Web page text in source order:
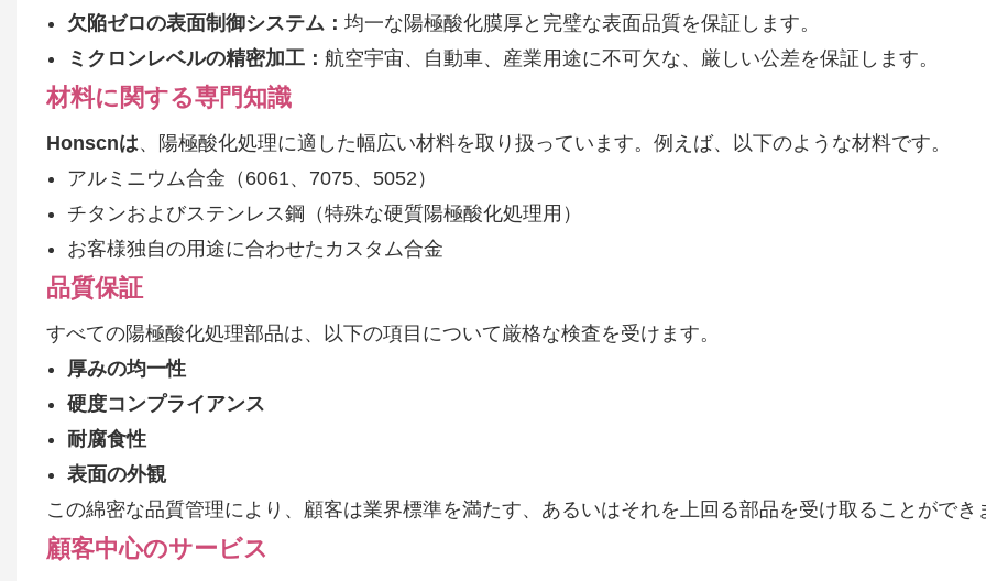
欠陥ゼロの表面制御システム：均一な陽極酸化膜厚と完璧な表面品質を保証します。
ミクロンレベルの精密加工：航空宇宙、自動車、産業用途に不可欠な、厳しい公差を保証します。
材料に関する専門知識
Honscnは、陽極酸化処理に適した幅広い材料を取り扱っています。例えば、以下のような材料です。
アルミニウム合金（6061、7075、5052）
チタンおよびステンレス鋼（特殊な硬質陽極酸化処理用）
お客様独自の用途に合わせたカスタム合金
品質保証
すべての陽極酸化処理部品は、以下の項目について厳格な検査を受けます。
厚みの均一性
硬度コンプライアンス
耐腐食性
表面の外観
この綿密な品質管理により、顧客は業界標準を満たす、あるいはそれを上回る部品を受け取ることができ
顧客中心のサービス